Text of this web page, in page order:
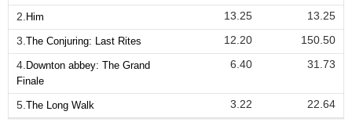
2. Him 13.25
13.25
3.The Conjuring: Last Rites 12.20
150.50
4. Downton abbey: The Grand
Finale
6.40 31.73
5.The Long Walk 3.22 22.64